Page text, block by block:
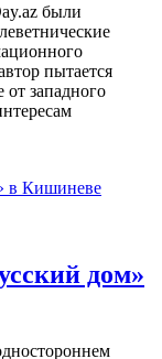
были
пытается
от западного
дом»